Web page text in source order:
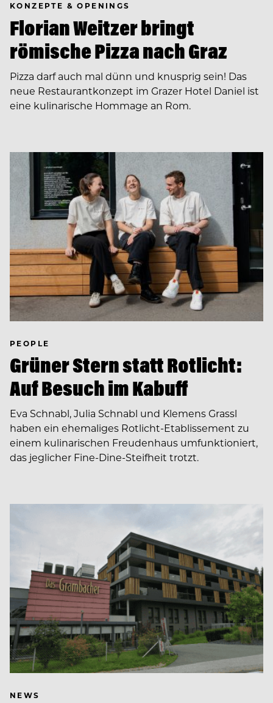
KONZEPTE & OPENINGS
Florian Weitzer bringt
römische Pizza nach Graz
Pizza darf auch mal dünn und knusprig sein! Das
neue Restaurantkonzept im Grazer Hotel Daniel ist
eine kulinarische Hommage an Rom.
PEOPLE
Grüner Stern statt Rotlicht:
Auf Besuch im Kabuff
Eva Schnabl, Julia Schnabl und Klemens Grassl
haben ein ehemaliges Rotlicht-Etablissement zu
einem kulinarischen Freudenhaus umfunktioniert,
das jeglicher Fine-Dine-Steifheit trotzt.
NEWS